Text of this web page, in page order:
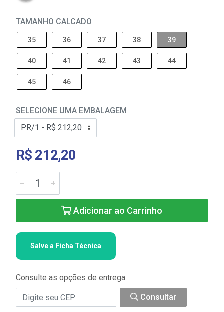
TAMANHO CALCADO
35 36 37 38 39
40 41 42 43 44
45 46
SELECIONE UMA EMBALAGEM
R$ 212,20
Adicionar ao Carrinho
Salve a Ficha Técnica
Consulte as opções de entrega
Consultar